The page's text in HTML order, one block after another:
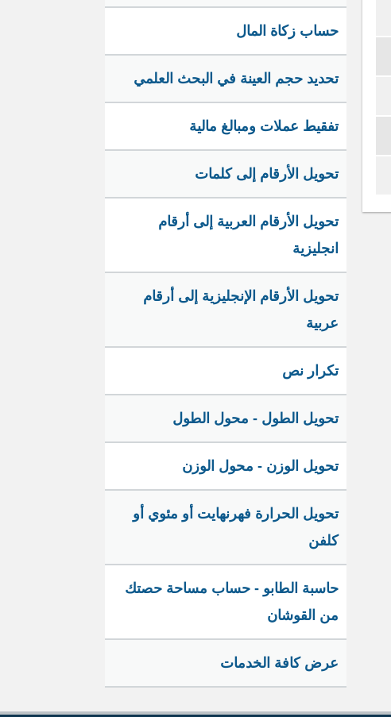
حساب زكاة المال
تحديد حجم العينة في البحث العلمي
تفقيط عملات ومبالغ مالية
تحويل الأرقام إلى كلمات
تحويل الأرقام العربية إلى أرقام
انجليزية
تحويل الأرقام الإنجليزية إلى أرقام
عربية
تكرار نص
تحويل الطول - محول الطول
تحويل الوزن - محول الوزن
تحويل الحرارة فهرنهايت أو مئوي أو
كلفن
حاسبة الطابو - حساب مساحة حصتك
من القوشان
عرض كافة الخدمات